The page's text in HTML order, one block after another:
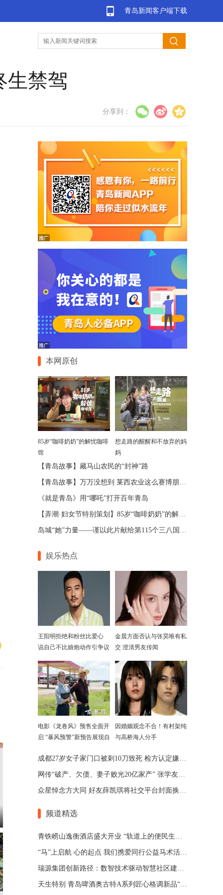
青岛新闻客户端下载
生禁驾
分享到：
本网原创
85岁“咖啡奶奶”的解忧咖啡
馆
想走路的醒醒和不放弃的妈
妈
【青岛故事】藏马山农民的“封神”路
【青岛故事】万万没想到 莱西农业这么赛博朋克！
《就是青岛》用“哪吒”打开百年青岛
【弄潮·妇女节特别策划】85岁“咖啡奶奶”的解忧咖啡馆
岛城“她”力量——谨以此片献给第115个三八国际妇女节
娱乐热点
王阳明拒绝和粉丝比爱心
说自己不比娘炮动作引争议
金晨方面否认与张昊唯有私
交 澄清男友传闻
电影《龙卷风》预售全面开
启 “暴风预警”新预告展现自
因婚姻观念不合！有村架纯
与高桥海人分手
成都27岁女子家门口被刺10刀致死 检方认定嫌犯患精神分裂
网传“破产、欠债、妻子败光20亿家产” 张学友回应了
众星悼念方大同 好友薛凯琪将社交平台封面换为方大同绘本
频道精选
青铁崂山逸衡酒店盛大开业 “轨道上的便民生活圈”渐行渐近
“马”上启航 心的起点 我们携爱同行公益马术活动 在青岛博洋马术俱乐部举办
瑞源集团创新路径：数智技术驱动智慧社区建设与运营
天生特别 青岛啤酒奥古特A系列匠心格调新品“特别”登场